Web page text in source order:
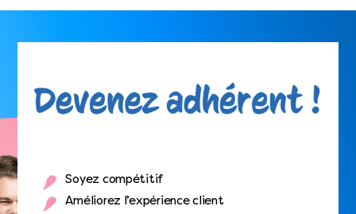
Soyez compétitif
Améliorez l’expérience client